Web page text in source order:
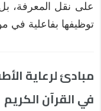
على نقل المعرفة،
توظيفها بفاعلية في
مبادئ لرعاية
في القرآن الكريم